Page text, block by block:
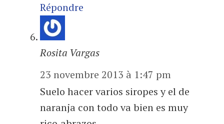
Répondre
Rosita Vargas
23 novembre 2013 à 1:47 pm
Suelo hacer varios siropes y el de
naranja con todo va bien es muy